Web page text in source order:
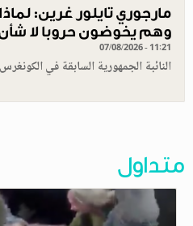
مارجوري تايلور غرين:
وهم يخوضون حروبا لا شأن
07/08/2026 - 11:21
النائبة الجمهورية السابقة في
متداول